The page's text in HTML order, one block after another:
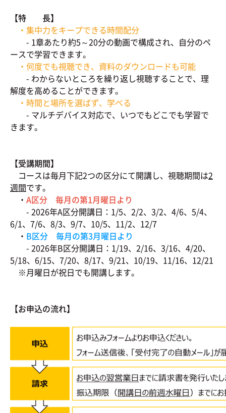
【特 長】
・集中力をキープできる時間配分
- 1章あたり約5～20分の動画で構成され、自分のペ
ースで学習できます。
・何度でも視聴でき、資料のダウンロードも可能
- わからないところを繰り返し視聴することで、理
解度を高めることができます。
・時間と場所を選ばず、学べる
- マルチデバイス対応で、いつでもどこでも学習で
きます。
【受講期間】
コースは毎月下記2つの区分にて開講し、視聴期間は2
週間です。
・ A区分 毎月の第1月曜日より
- 2026年A区分開講日：1/5、2/2、3/2、4/6、5/4、
6/1、7/6、8/3、9/7、10/5、11/2、12/7
・ B区分 毎月の第3月曜日より
- 2026年B区分開講日：1/19、2/16、3/16、4/20、
5/18、6/15、7/20、8/17、9/21、10/19、11/16、12/21
※月曜日が祝日でも開講します。
【お申込の流れ】